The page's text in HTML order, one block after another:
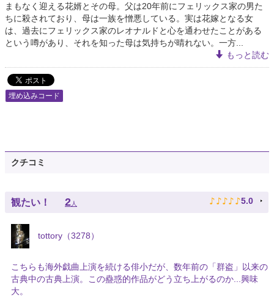
まもなく迎える花婿とその母。父は20年前にフェリックス家の男た
ちに殺されており、母は一族を憎悪している。実は花嫁となる女
は、過去にフェリックス家のレオナルドと心を通わせたことがある
という噂があり、それを知った母は気持ちが晴れない。一方...
もっと読む
埋め込みコード
クチコミ
観たい！ 2人 ♪ ♪ ♪ ♪ ♪ 5.0
tottory（3278）
こちらも海外戯曲上演を続ける俳小だが、数年前の「群盗」以来の
古典中の古典上演。この蠱惑的作品がどう立ち上がるのか...興味
大。